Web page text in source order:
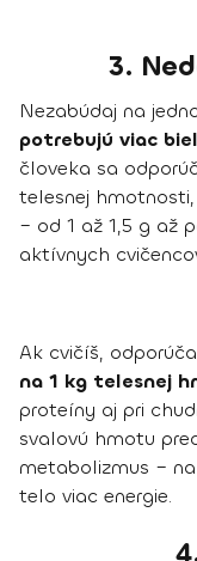
3.
Nezabúdaj na
potrebujú viac
človeka sa
telesnej
– od 1 až 1,5 g až
aktívnych
Ak cvičíš,
na 1 kg telesnej
proteíny aj pri
svalovú hmotu
metabolizmus –
telo viac energie.